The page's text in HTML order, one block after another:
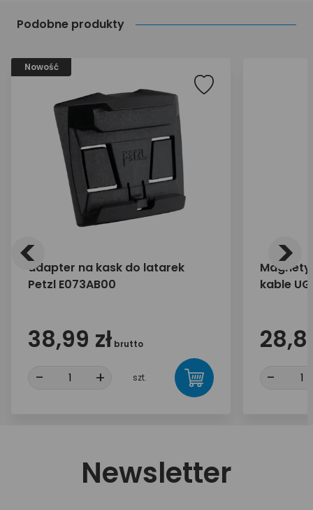
Podobne produkty
Nowość
adapter na kask do latarek
Petzl E073AB00
38,99 zł brutto
- + szt.
kable
-
< >
Newsletter